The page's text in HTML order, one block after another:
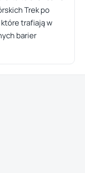
Trek po
trafiają w
barier